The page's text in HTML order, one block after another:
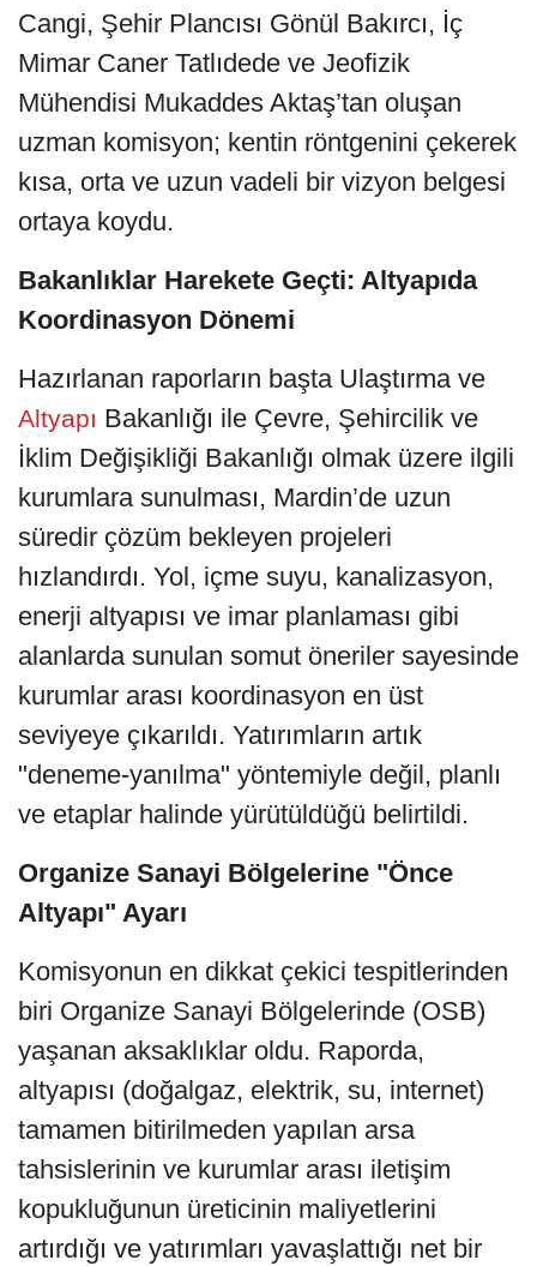
Cangi, Şehir Plancısı Gönül Bakırcı, İç
Mimar Caner Tatlıdede ve Jeofizik
Mühendisi Mukaddes Aktaş’tan oluşan
uzman komisyon; kentin röntgenini çekerek
kısa, orta ve uzun vadeli bir vizyon belgesi
ortaya koydu.
Bakanlıklar Harekete Geçti: Altyapıda
Koordinasyon Dönemi
Hazırlanan raporların başta Ulaştırma ve
Altyapı Bakanlığı ile Çevre, Şehircilik ve
İklim Değişikliği Bakanlığı olmak üzere ilgili
kurumlara sunulması, Mardin’de uzun
süredir çözüm bekleyen projeleri
hızlandırdı. Yol, içme suyu, kanalizasyon,
enerji altyapısı ve imar planlaması gibi
alanlarda sunulan somut öneriler sayesinde
kurumlar arası koordinasyon en üst
seviyeye çıkarıldı. Yatırımların artık
"deneme-yanılma" yöntemiyle değil, planlı
ve etaplar halinde yürütüldüğü belirtildi.
Organize Sanayi Bölgelerine "Önce
Altyapı" Ayarı
Komisyonun en dikkat çekici tespitlerinden
biri Organize Sanayi Bölgelerinde (OSB)
yaşanan aksaklıklar oldu. Raporda,
altyapısı (doğalgaz, elektrik, su, internet)
tamamen bitirilmeden yapılan arsa
tahsislerinin ve kurumlar arası iletişim
kopukluğunun üreticinin maliyetlerini
artırdığı ve yatırımları yavaşlattığı net bir